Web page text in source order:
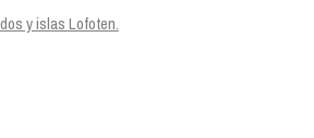
y islas Lofoten.